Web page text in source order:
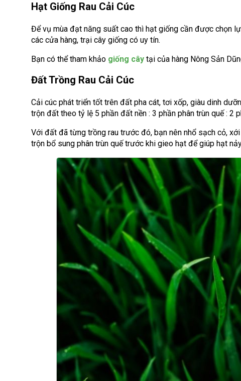
Hạt Giống Rau Cải Cúc
Để vụ mùa đạt năng suất cao thì hạt giống cần được chọn
các cửa hàng, trại cây giống có uy tín.
Bạn có thể tham khảo giống cây tại của hàng Nông Sản
Đất Trồng Rau Cải Cúc
Cải cúc phát triển tốt trên đất pha cát, tơi xốp, giàu dinh
trộn đất theo tỷ lệ 5 phần đất nền : 3 phần phân trùn quế :
Với đất đã từng trồng rau trước đó, bạn nên nhổ sạch cỏ,
trộn bổ sung phân trùn quế trước khi gieo hạt để giúp hạt